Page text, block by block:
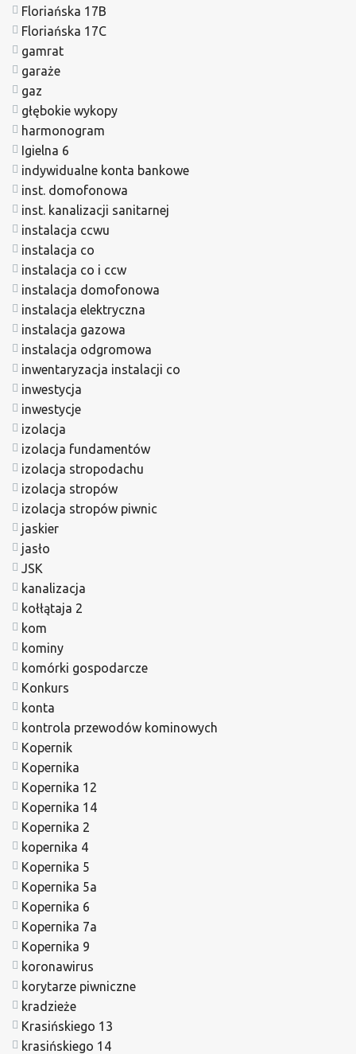
Floriańska 17B
Floriańska 17C
gamrat
garaże
gaz
głębokie wykopy
harmonogram
Igielna 6
indywidualne konta bankowe
inst. domofonowa
inst. kanalizacji sanitarnej
instalacja ccwu
instalacja co
instalacja co i ccw
instalacja domofonowa
instalacja elektryczna
instalacja gazowa
instalacja odgromowa
inwentaryzacja instalacji co
inwestycja
inwestycje
izolacja
izolacja fundamentów
izolacja stropodachu
izolacja stropów
izolacja stropów piwnic
jaskier
jasło
JSK
kanalizacja
kołłątaja 2
kom
kominy
komórki gospodarcze
Konkurs
konta
kontrola przewodów kominowych
Kopernik
Kopernika
Kopernika 12
Kopernika 14
Kopernika 2
kopernika 4
Kopernika 5
Kopernika 5a
Kopernika 6
Kopernika 7a
Kopernika 9
koronawirus
korytarze piwniczne
kradzieże
Krasińskiego 13
krasińskiego 14